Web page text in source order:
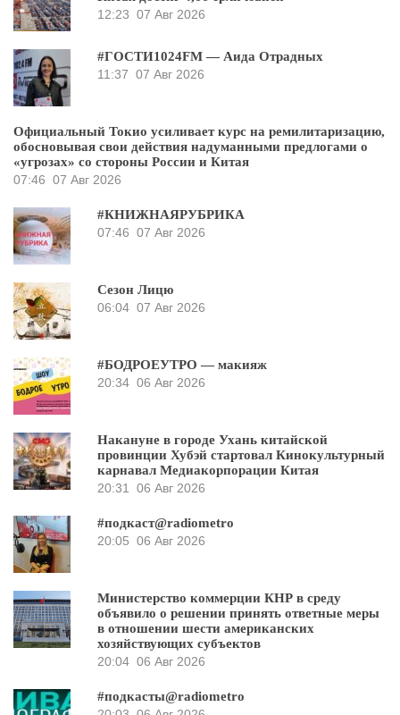
12:23 07 Авг 2026
#ГОСТИ1024FM — Аида Отрадных
11:37 07 Авг 2026
Официальный Токио усиливает курс на ремилитаризацию,
обосновывая свои действия надуманными предлогами о
«угрозах» со стороны России и Китая
07:46 07 Авг 2026
#КНИЖНАЯРУБРИКА
07:46 07 Авг 2026
Сезон Лицю
06:04 07 Авг 2026
#БОДРОЕУТРО — макияж
20:34 06 Авг 2026
Накануне в городе Ухань китайской
провинции Хубэй стартовал Кинокультурный
карнавал Медиакорпорации Китая
20:31
06 Авг 2026
#подкаст@radiometro
20:05 06 Авг 2026
Министерство коммерции КНР в среду
объявило о решении принять ответные меры
в отношении шести американских
хозяйствующих субъектов
20:04 06 Авг 2026
#подкасты@radiometro